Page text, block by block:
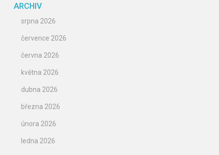
ARCHIV
srpna 2026
července 2026
června 2026
května 2026
dubna 2026
března 2026
února 2026
ledna 2026